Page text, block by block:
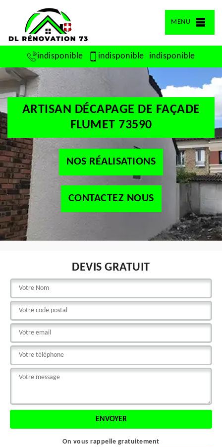
MENU
indisponible indisponible indisponible
ARTISAN DÉCAPAGE DE FAÇADE
FLUMET 73590
NOS RÉALISATIONS
CONTACTEZ NOUS
DEVIS GRATUIT
On vous rappelle gratuitement